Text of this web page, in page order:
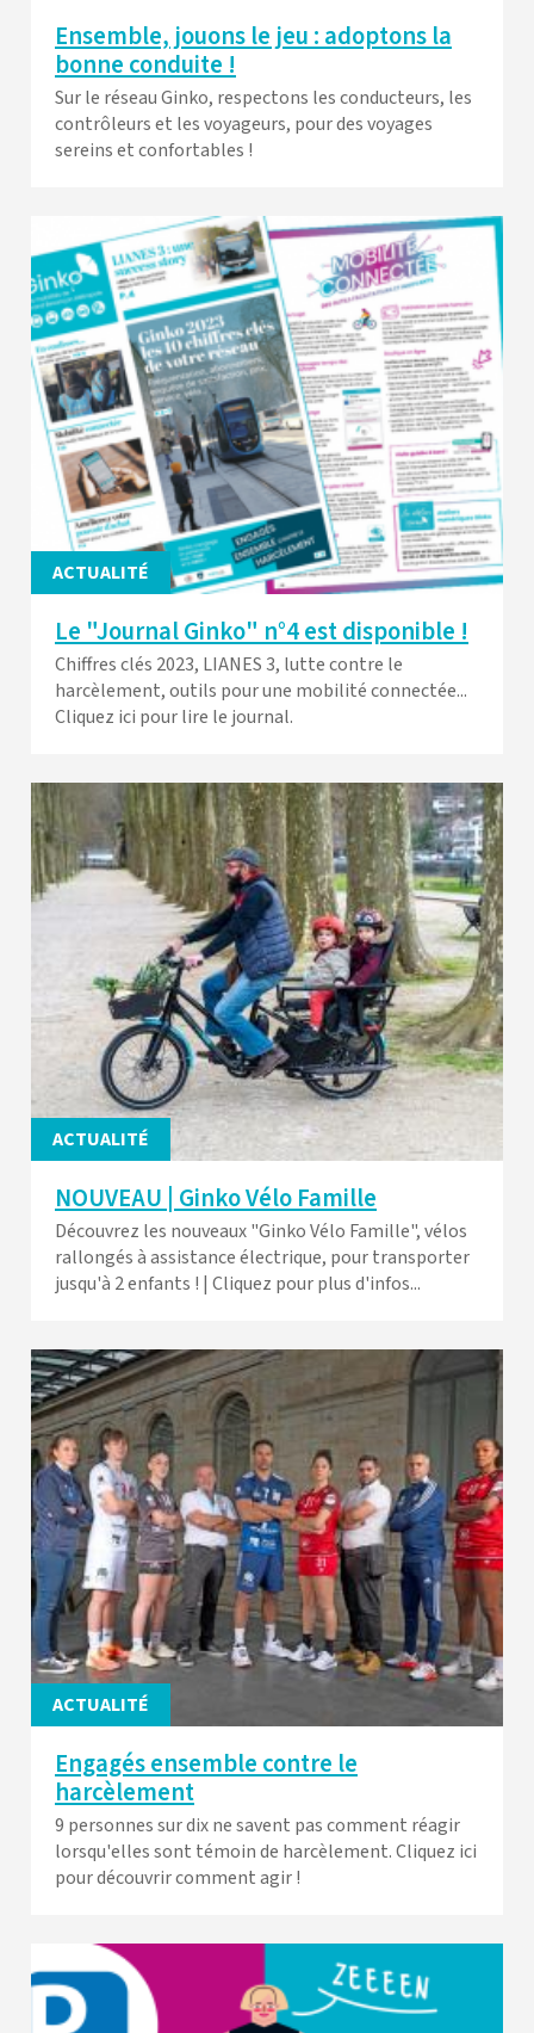
Ensemble, jouons le jeu : adoptons la
bonne conduite !
Sur le réseau Ginko, respectons les conducteurs, les
contrôleurs et les voyageurs, pour des voyages
sereins et confortables !
ACTUALITÉ
Le "Journal Ginko" n°4 est disponible !
Chiffres clés 2023, LIANES 3, lutte contre le
harcèlement, outils pour une mobilité connectée...
Cliquez ici pour lire le journal.
ACTUALITÉ
NOUVEAU | Ginko Vélo Famille
Découvrez les nouveaux "Ginko Vélo Famille", vélos
rallongés à assistance électrique, pour transporter
jusqu'à 2 enfants ! | Cliquez pour plus d'infos...
ACTUALITÉ
Engagés ensemble contre le
harcèlement
9 personnes sur dix ne savent pas comment réagir
lorsqu'elles sont témoin de harcèlement. Cliquez ici
pour découvrir comment agir !